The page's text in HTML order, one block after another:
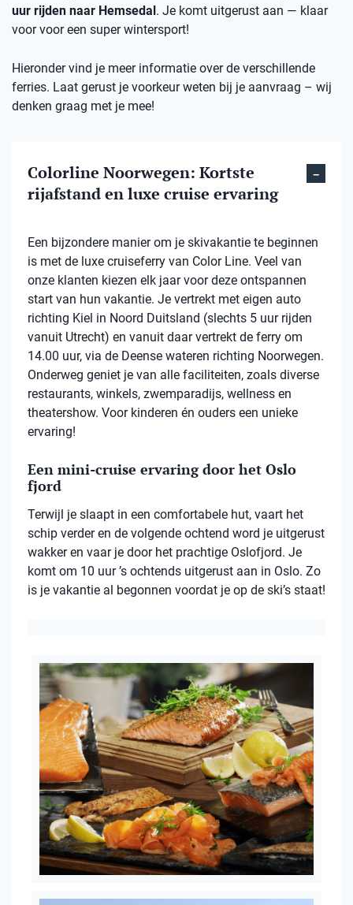
uur rijden naar Hemsedal. Je komt uitgerust aan — klaar
voor voor een super wintersport!
Hieronder vind je meer informatie over de verschillende
ferries. Laat gerust je voorkeur weten bij je aanvraag – wij
denken graag met je mee!
Colorline Noorwegen: Kortste
rijafstand en luxe cruise ervaring
Een bijzondere manier om je skivakantie te beginnen
is met de luxe cruiseferry van Color Line. Veel van
onze klanten kiezen elk jaar voor deze ontspannen
start van hun vakantie. Je vertrekt met eigen auto
richting Kiel in Noord Duitsland (slechts 5 uur rijden
vanuit Utrecht) en vanuit daar vertrekt de ferry om
14.00 uur, via de Deense wateren richting Noorwegen.
Onderweg geniet je van alle faciliteiten, zoals diverse
restaurants, winkels, zwemparadijs, wellness en
theatershow. Voor kinderen én ouders een unieke
ervaring!
Een mini-cruise ervaring door het Oslo
fjord
Terwijl je slaapt in een comfortabele hut, vaart het
schip verder en de volgende ochtend word je uitgerust
wakker en vaar je door het prachtige Oslofjord. Je
komt om 10 uur ’s ochtends uitgerust aan in Oslo. Zo
is je vakantie al begonnen voordat je op de ski’s staat!